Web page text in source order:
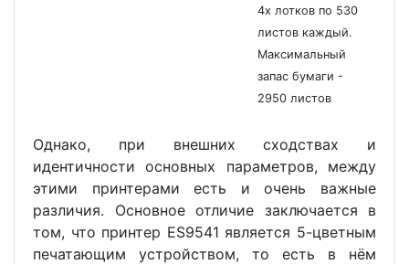
4х лотков по 530
листов каждый.
Максимальный
запас бумаги -
2950 листов
Однако, при внешних сходствах и
идентичности основных параметров, между
этими принтерами есть и очень важные
различия. Основное отличие заключается в
том, что принтер ES9541 является 5-цветным
печатающим устройством, то есть в нём